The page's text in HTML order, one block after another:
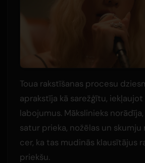
Toua rakstīšanas procesu
aprakstīja kā sarežģītu,
labojumus. Mākslinieks
satur prieka, nožēlas un skumju
cer, ka tas mudinās klausītājus
priekšu.